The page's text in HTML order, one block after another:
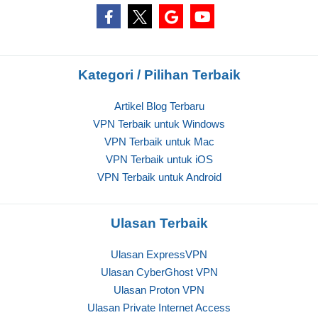
Kategori / Pilihan Terbaik
Artikel Blog Terbaru
VPN Terbaik untuk Windows
VPN Terbaik untuk Mac
VPN Terbaik untuk iOS
VPN Terbaik untuk Android
Ulasan Terbaik
Ulasan ExpressVPN
Ulasan CyberGhost VPN
Ulasan Proton VPN
Ulasan Private Internet Access